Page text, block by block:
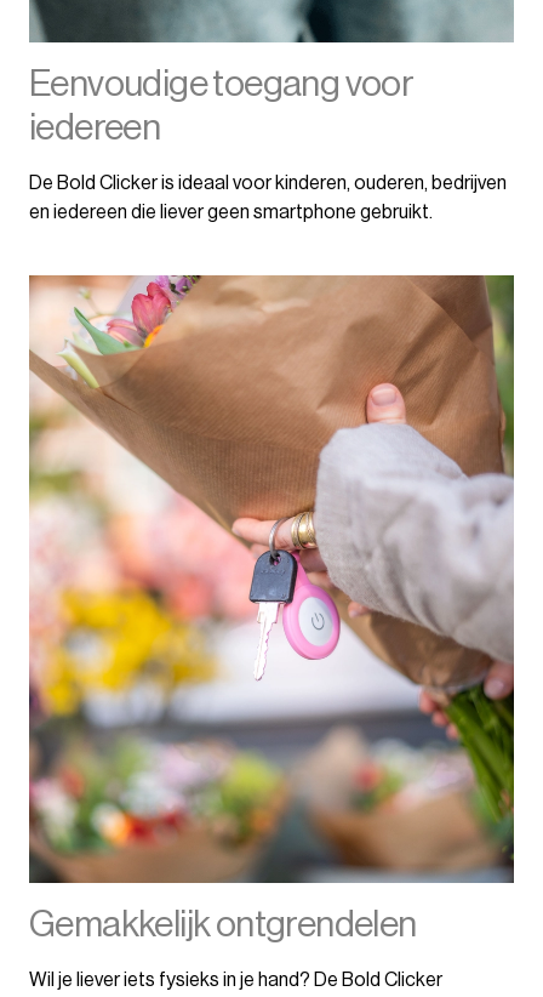
Eenvoudige toegang voor
iedereen
De Bold Clicker is ideaal voor kinderen, ouderen, bedrijven
en iedereen die liever geen smartphone gebruikt.
Gemakkelijk ontgrendelen
Wil je liever iets fysieks in je hand? De Bold Clicker